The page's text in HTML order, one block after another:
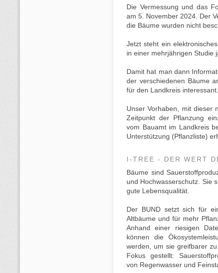
Die Vermessung und das
am 5. November 2024. Der
die Bäume wurden nicht
Jetzt steht ein
in einer mehrjährigen Studie
Damit hat man dann
der verschiedenen Bäume
für den Landkreis interessant.
Unser Vorhaben, mit dieser
Zeitpunkt der Pflanzung
vom Bauamt im Landkreis
Unterstützung (Pflanzliste)
I-TREE - DER WERT
Bäume sind
und Hochwasserschutz. Sie
gute Lebensqualität.
Der BUND setzt sich für
Altbäume und für mehr
Anhand einer riesigen
können die
werden, um sie greifbarer
Fokus gestellt:
von Regenwasser und